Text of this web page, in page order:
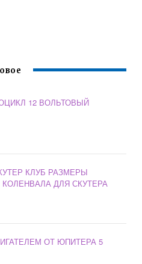
12 ВОЛЬТОВЫЙ
КЛУБ РАЗМЕРЫ
ДЛЯ СКУТЕРА
ОТ ЮПИТЕРА 5